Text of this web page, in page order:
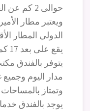
حوالى 2 كم عن الفندق ،
ويعتبر مطار
الدولي المطار
يقع على بعد 17 كم منه.
يتوفر بالفندق
مدار اليوم
وتمتاز
يوجد بالفندق